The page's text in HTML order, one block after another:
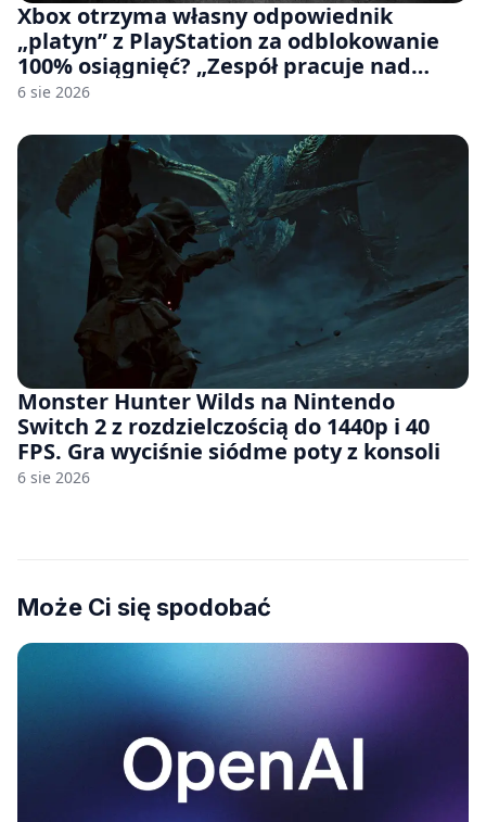
Xbox otrzyma własny odpowiednik
„platyn” z PlayStation za odblokowanie
100% osiągnięć? „Zespół pracuje nad
czymś, co ma się pojawić jeszcze w tym
6 sie 2026
Monster Hunter Wilds na Nintendo
Switch 2 z rozdzielczością do 1440p i 40
FPS. Gra wyciśnie siódme poty z konsoli
6 sie 2026
Może Ci się spodobać